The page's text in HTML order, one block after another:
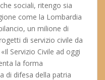
sociali, ritengo sia
come la Lombardia
un milione di
di servizio civile da
Servizio Civile ad oggi
la forma
di difesa della patria